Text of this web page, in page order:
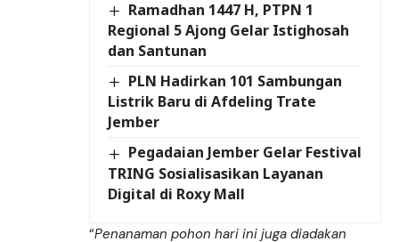
Ramadhan 1447 H, PTPN 1
Regional 5 Ajong Gelar Istighosah
dan Santunan
PLN Hadirkan 101 Sambungan
Listrik Baru di Afdeling Trate
Jember
Pegadaian Jember Gelar Festival
TRING Sosialisasikan Layanan
Digital di Roxy Mall
“Penanaman pohon hari ini juga diadakan